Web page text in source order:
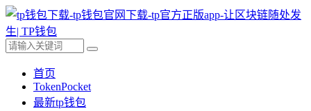
首页
TokenPocket
最新tp钱包